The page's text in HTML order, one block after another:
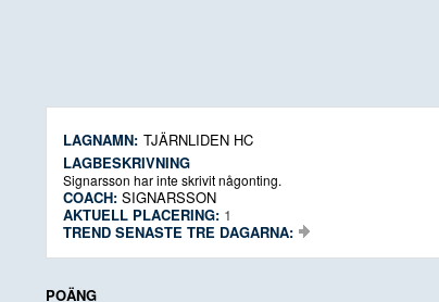
LAGNAMN: TJÄRNLIDEN HC
LAGBESKRIVNING
Signarsson har inte skrivit någonting.
COACH: SIGNARSSON
AKTUELL PLACERING: 1
TREND SENASTE TRE DAGARNA:
POÄNG